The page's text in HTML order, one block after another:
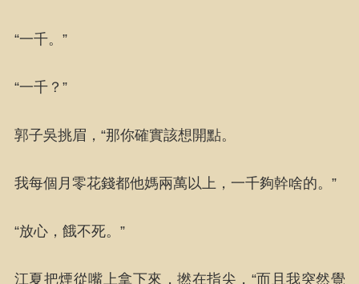
“一千。”
“一千？”
郭子吳挑眉，“那你確實該想開點。
我每個月零花錢都他媽兩萬以上，一千夠幹啥的。”
“放心，餓不死。”
江夏把煙從嘴上拿下來，撚在指尖，“而且我突然覺